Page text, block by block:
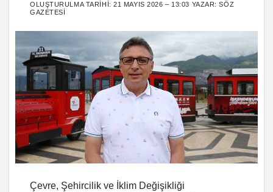
OLUŞTURULMA TARIHI:21 MAYIS 2026 – 13:03 YAZAR:SÖZ
GAZETESI
Çevre, Şehircilik ve İklim Değişikliği